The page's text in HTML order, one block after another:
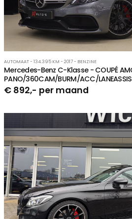
AUTOMAAT - 134.395 KM - 2017 - BENZINE
Mercedes-Benz C-Klasse - COUPÉ
PANO/360CAM/BURM/ACC/
€ 892,- per maand